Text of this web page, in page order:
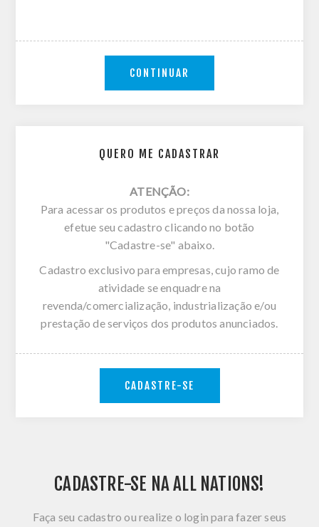
QUERO ME CADASTRAR
ATENÇÃO:
Para acessar os produtos e preços da nossa loja,
efetue seu cadastro clicando no botão
"Cadastre-se" abaixo.
Cadastro exclusivo para empresas, cujo ramo de
atividade se enquadre na
revenda/comercialização, industrialização e/ou
prestação de serviços dos produtos anunciados.
CADASTRE-SE
CONTINUAR
CADASTRE-SE NA ALL NATIONS!
Faça seu cadastro ou realize o login para fazer seus